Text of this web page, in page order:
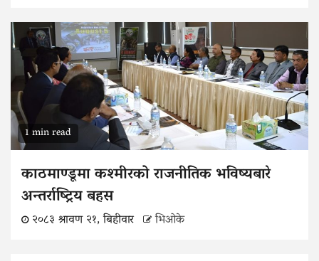
1 min read
काठमाण्डूमा कश्मीरको राजनीतिक भविष्यबारे
अन्तर्राष्ट्रिय बहस
२०८३ श्रावण २१, बिहीवार भिओके